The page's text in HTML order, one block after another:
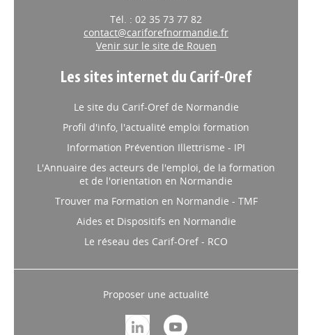
Tél. : 02 35 73 77 82
contact@cariforefnormandie.fr
Venir sur le site de Rouen
Les sites internet du Carif-Oref
Le site du Carif-Oref de Normandie
Profil d'info, l'actualité emploi formation
Information Prévention Illettrisme - IPI
L'Annuaire des acteurs de l'emploi, de la formation
et de l'orientation en Normandie
Trouver ma Formation en Normandie - TMF
Aides et Dispositifs en Normandie
Le réseau des Carif-Oref - RCO
Proposer une actualité